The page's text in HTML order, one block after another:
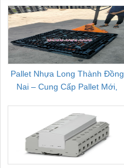
Pallet Nhựa Long Thành Đồng
Nai – Cung Cấp Pallet Mới,